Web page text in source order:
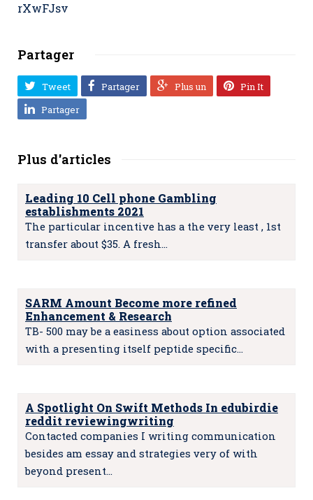
rXwFJsv
Partager
Tweet Partager Plus un
Pin It
Partager
Plus d'articles
Leading 10 Cell phone Gambling
establishments 2021
The particular incentive has a the very least , 1st
transfer about $35. A fresh…
SARM Amount Become more refined
Enhancement & Research
TB- 500 may be a easiness about option associated
with a presenting itself peptide specific…
A Spotlight On Swift Methods In edubirdie
reddit reviewingwriting
Contacted companies I writing communication
besides am essay and strategies very of with
beyond present…